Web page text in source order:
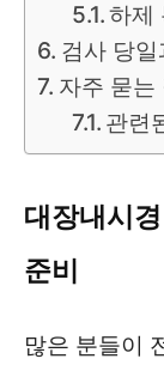
하제
검사 당
자주 묻는
관련
대장내시
준비
많은 분들이